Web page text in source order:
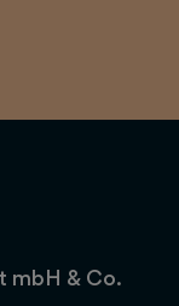
mbH & Co.